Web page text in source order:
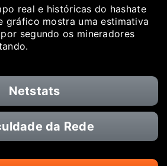
real e históricas do hashate
gráfico mostra uma estimativa
segundo os mineradores
Netstats
da Rede